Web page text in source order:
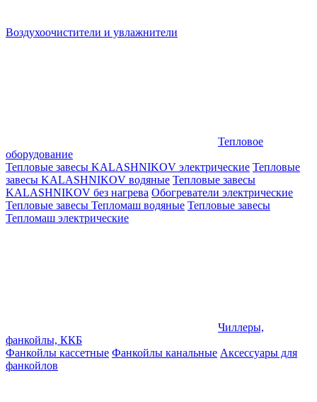
Воздухоочистители и увлажнители
Тепловое
оборудование
Тепловые завесы KALASHNIKOV электрические Тепловые
завесы KALASHNIKOV водяные Тепловые завесы
KALASHNIKOV без нагрева Обогреватели электрические
Тепловые завесы Тепломаш водяные Тепловые завесы
Тепломаш электрические
Чиллеры,
фанкойлы, ККБ
Фанкойлы кассетные Фанкойлы канальные Аксессуары для
фанкойлов